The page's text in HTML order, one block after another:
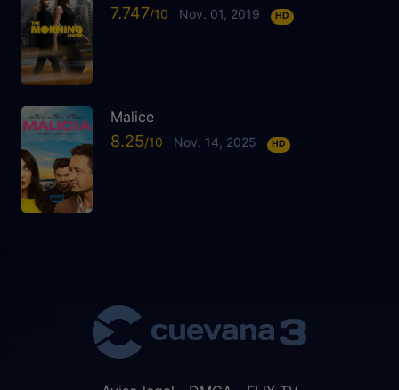
7.747 Nov. 01, 2019 HD
Malice
8.25 Nov. 14, 2025 HD